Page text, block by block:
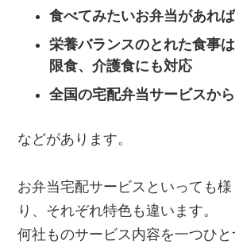
食べてみたいお弁当があれ
栄養バランスのとれた食事
限食、介護食にも対応
全国の宅配弁当サービスか
などがあります。
お弁当宅配サービスといっても
り、それぞれ特色も違います。
何社ものサービス内容を一つひ